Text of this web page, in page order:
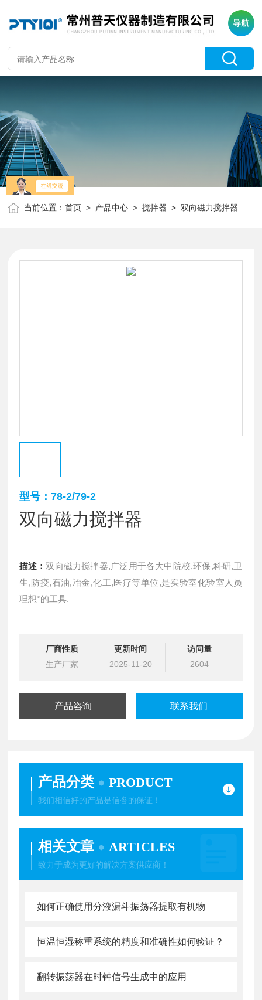
导航
当前位置：首页 > 产品中心 >搅拌器 >双向磁力搅拌器
型号：78-2/79-2
双向磁力搅拌器
描述： 双向磁力搅拌器,广泛用于各大中院校,环保,科研,卫
生,防疫,石油,冶金,化工,医疗等单位,是实验室化验室人员
理想*的工具.
厂商性质
生产厂家
更新时间
2025-11-20
访问量
2604
产品咨询 联系我们
产品分类 PRODUCT
我们相信好的产品是信誉的保证！
相关文章 ARTICLES
致力于成为更好的解决方案供应商！
如何正确使用分液漏斗振荡器提取有机物
恒温恒湿称重系统的精度和准确性如何验证？
翻转振荡器在时钟信号生成中的应用